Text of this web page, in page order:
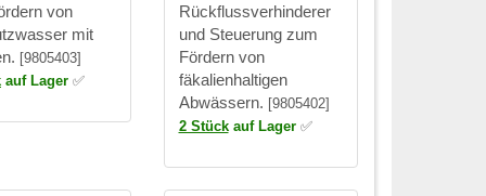
von
mit
[9805403]
auf Lager ✅
Rückflussverhinderer
und Steuerung zum
Fördern von
fäkalienhaltigen
Abwässern. [9805402]
2 Stückauf Lager✅